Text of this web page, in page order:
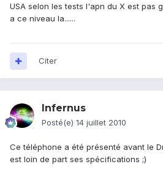
USA selon les tests l'apn du X est pas
a ce niveau la......
Citer
Infernus
Posté(e) 14 juillet 2010
Ce téléphone a été présenté avant le
est loin de part ses spécifications ;)